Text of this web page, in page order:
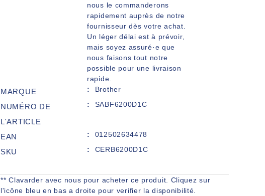
nous le commanderons
rapidement auprès de notre
fournisseur dès votre achat.
Un léger délai est à prévoir,
mais soyez assuré·e que
nous faisons tout notre
possible pour une livraison
rapide.
MARQUE Brother
NUMÉRO DE
L'ARTICLE
SABF6200D1C
EAN 012502634478
SKU CERB6200D1C
** Clavarder avec nous pour acheter ce produit. Cliquez sur
l'icône bleu en bas a droite pour verifier la disponibilité.